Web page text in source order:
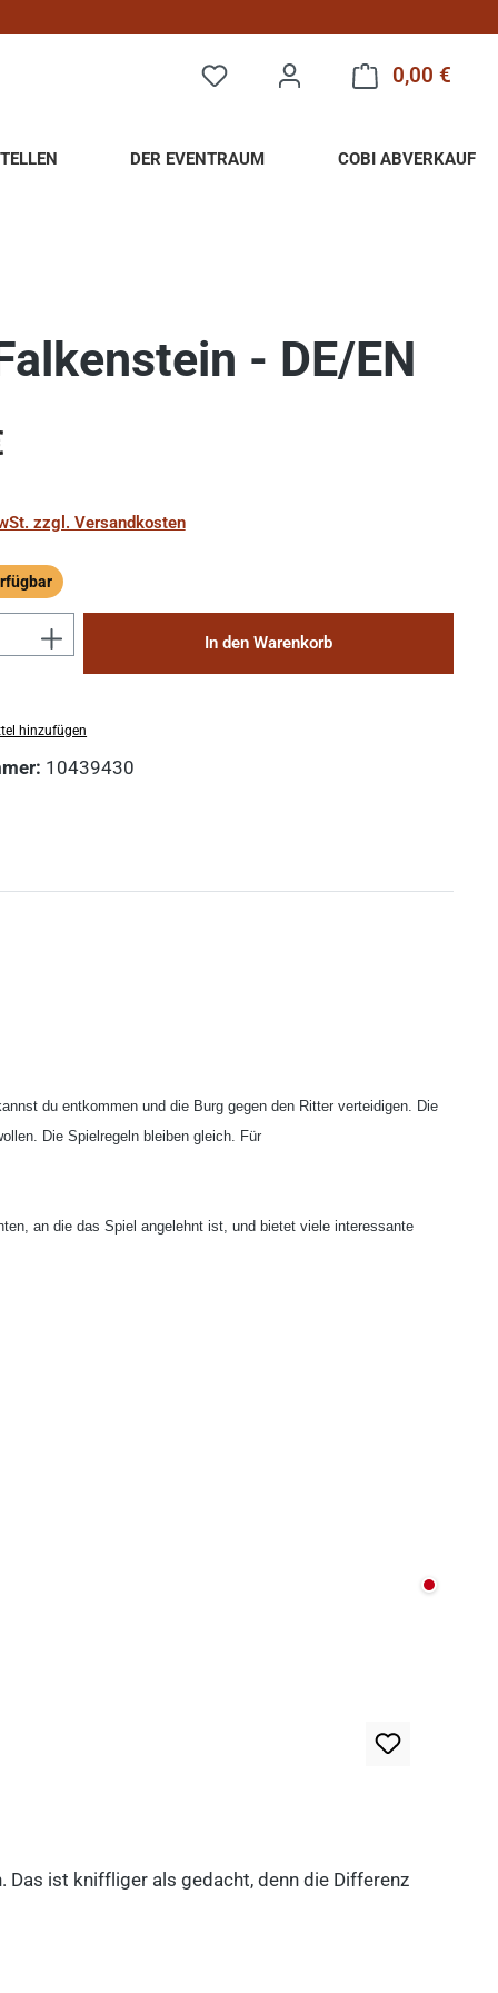
0,00 €
DER EVENTRAUM COBI ABVERKAUF
- DE/EN
zzgl. Versandkosten
Anzahl: Gib den gewünschten Wert
In den Warenkorb
hinzufügen
10439430
du entkommen und die Burg gegen den Ritter verteidigen. Die
Die Spielregeln bleiben gleich. Für
an die das Spiel angelehnt ist, und bietet viele interessante
Nicht
Das ist kniffliger als gedacht, denn die Differenz